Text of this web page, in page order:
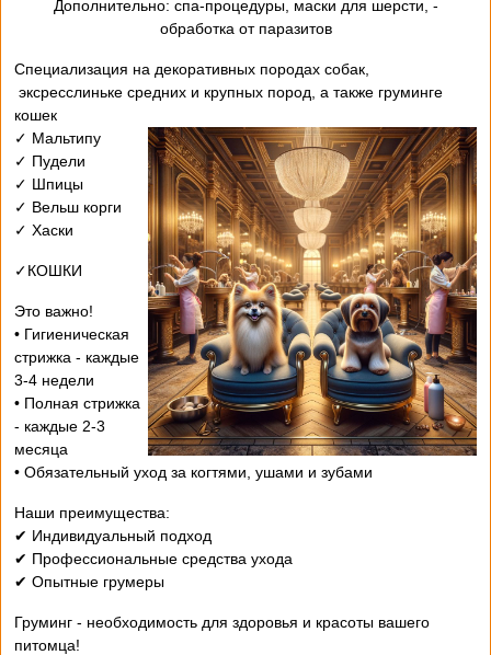
- Дополнительно: спа-процедуры, маски для шерсти,
обработка от паразитов
Специализация на декоративных породах собак,
эксресслиньке средних и крупных пород, а также груминге
кошек
✓ Мальтипу
✓ Пудели
✓ Шпицы
✓ Вельш корги
✓ Хаски
✓КОШКИ
Это важно!
• Гигиеническая
стрижка - каждые
3-4 недели
• Полная стрижка
- каждые 2-3
месяца
• Обязательный уход за когтями, ушами и зубами
Наши преимущества:
✔ Индивидуальный подход
✔ Профессиональные средства ухода
✔ Опытные грумеры
Груминг - необходимость для здоровья и красоты вашего
питомца!